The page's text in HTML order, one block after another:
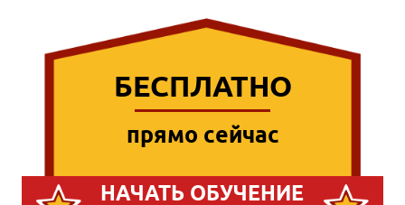
БЕСПЛАТНО
прямо сейчас
НАЧАТЬ ОБУЧЕНИЕ